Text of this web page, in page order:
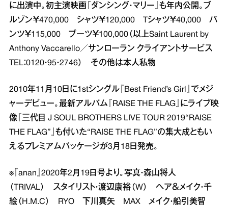
に出演中。初主演映画『ダンシング・マリー』も年内公開。ブ
ルゾン￥470,000 シャツ￥120,000 Tシャツ￥40,000 パ
ンツ￥115,000 ブーツ￥100,000（以上Saint Laurent by
Anthony Vaccarello／サンローラン クライアントサービス
TEL：0120・95・2746） その他は本人私物
2010年11月10日に1stシングル『Best Friend’s Girl』でメジ
ャーデビュー。最新アルバム『RAISE THE FLAG』にライブ映
像『三代目 J SOUL BROTHERS LIVE TOUR 2019“RAISE
THE FLAG”』も付いた“RAISE THE FLAG”の集大成ともい
えるプレミアムパッケージが3月18日発売。
※『anan』2020年2月19日号より。写真・森山将人
（TRIVAL） スタイリスト・渡辺康裕（W） ヘア＆メイク・千
絵（H.M.C） RYO 下川真矢 MAX メイク・船引美智